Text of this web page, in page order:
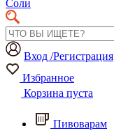
Соли
Вход /Регистрация
Избранное
Корзина пуста
Пивоварам